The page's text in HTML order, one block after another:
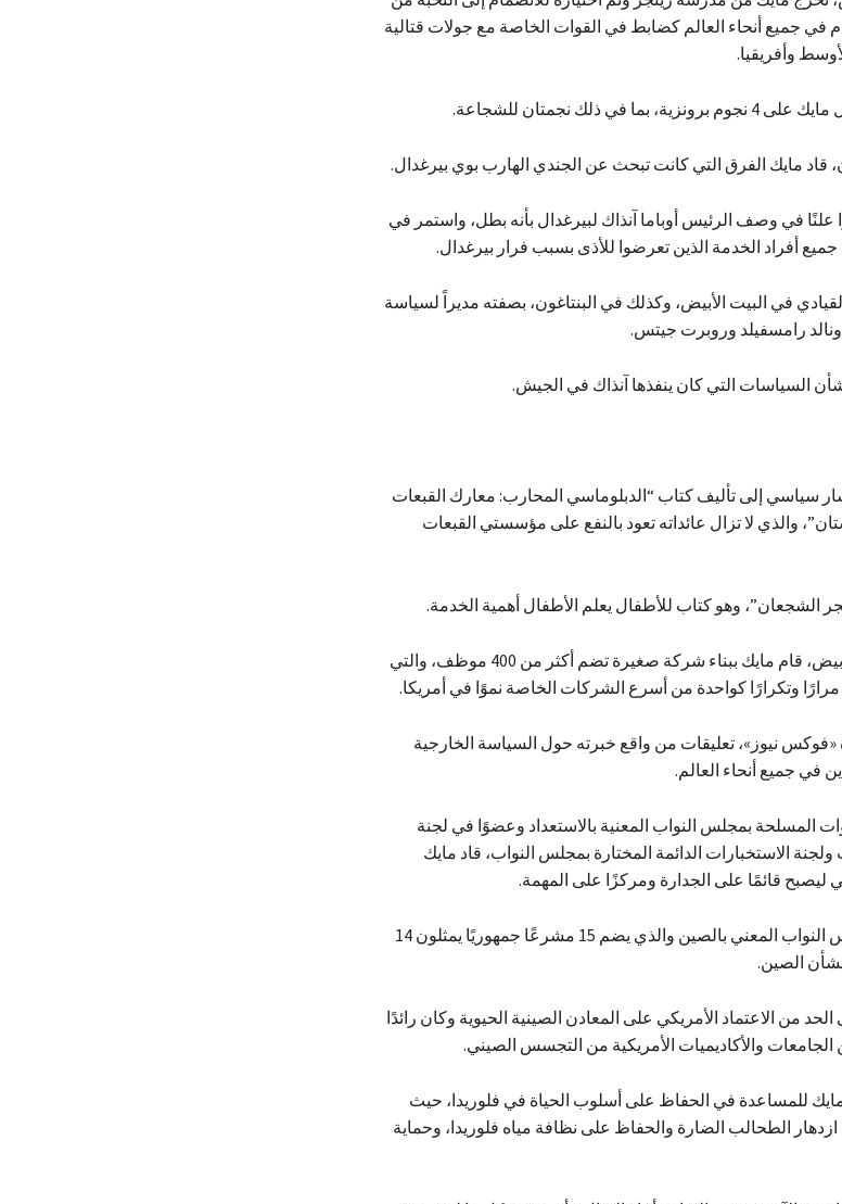
جميع أنحاء العالم كضابط في القوات الخاصة مع جولات قتالية
وأفريقيا.
ذلك نجمتان للشجاعة.
قاد مايك الفرق التي كانت تبحث عن الجندي الهارب بوي بيرغدال.
في وصف الرئيس أوباما آنذاك لبيرغدال بأنه بطل، واستمر في
جميع أفراد الخدمة الذين تعرضوا للأذى بسبب فرار بيرغدال.
في البيت الأبيض، وكذلك في البنتاغون، بصفته مديراً لسياسة
رامسفيلد وروبرت جيتس.
السياسات التي كان ينفذها آنذاك في الجيش.
سياسي إلى تأليف كتاب “الدبلوماسي المحارب: معارك القبعات
والذي لا تزال عائداته تعود بالنفع على مؤسستي القبعات
الشجعان”، وهو كتاب للأطفال يعلم الأطفال أهمية الخدمة.
بعد انتهاء فترة عمله في البيت الأبيض، قام مايك ببناء شركة صغيرة تضم أكثر من 400 موظف، والتي
وتكرارًا كواحدة من أسرع الشركات الخاصة نموًا في أمريكا.
«فوكس نيوز»، تعليقات من واقع خبرته حول السياسة الخارجية
في جميع أنحاء العالم.
المسلحة بمجلس النواب المعنية بالاستعداد وعضوًا في لجنة
الاستخبارات الدائمة المختارة بمجلس النواب، قاد مايك
ليصبح قائمًا على الجدارة ومركزًا على المهمة.
ويخدم مايك في فريق عمل مجلس النواب المعني بالصين والذي يضم 15 مشرعًا جمهوريًا يمثلون 14
الصين.
من الاعتماد الأمريكي على المعادن الصينية الحيوية وكان رائدًا
والأكاديميات الأمريكية من التجسس الصيني.
للمساعدة في الحفاظ على أسلوب الحياة في فلوريدا، حيث
الطحالب الضارة والحفاظ على نظافة مياه فلوريدا، وحماية